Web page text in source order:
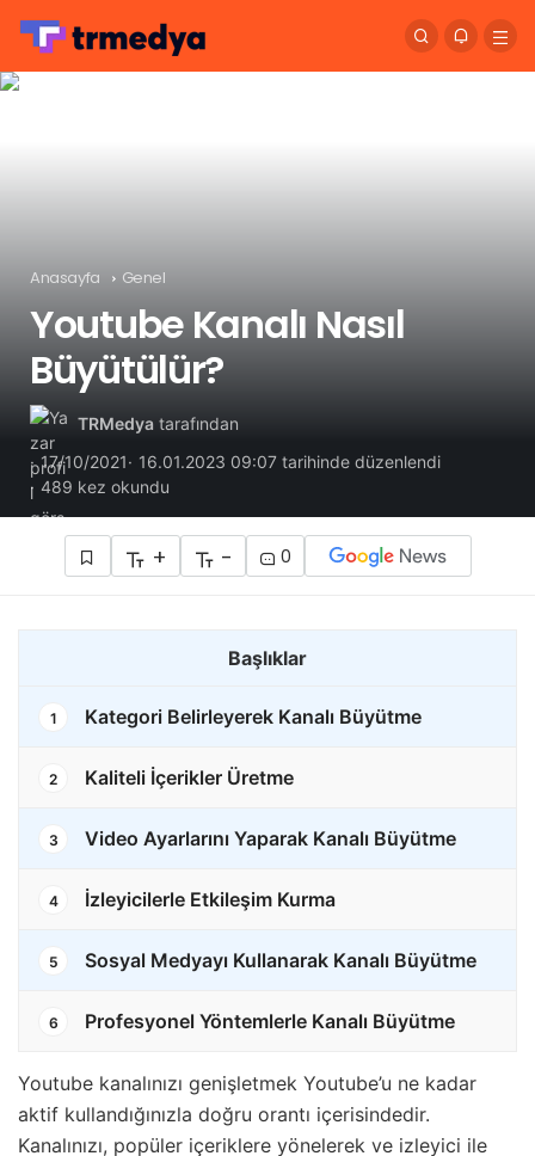
Anasayfa Genel
Youtube Kanalı Nasıl
Büyütülür?
TRMedya tarafından
17/10/2021
16.01.2023 09:07 tarihinde düzenlendi
489 kez okundu
+ - 0
Başlıklar
1 Kategori Belirleyerek Kanalı Büyütme
2 Kaliteli İçerikler Üretme
3 Video Ayarlarını Yaparak Kanalı Büyütme
4 İzleyicilerle Etkileşim Kurma
5 Sosyal Medyayı Kullanarak Kanalı Büyütme
6 Profesyonel Yöntemlerle Kanalı Büyütme
Youtube kanalınızı genişletmek Youtube’u ne kadar
aktif kullandığınızla doğru orantı içerisindedir.
Kanalınızı, popüler içeriklere yönelerek ve izleyici ile